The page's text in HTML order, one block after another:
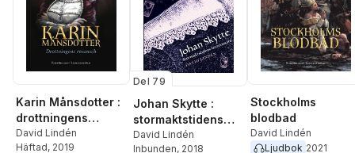
Karin Månsdotter :
drottningens
revansch
David Lindén
Häftad, 2019
Del 79
Johan Skytte :
stormaktstidens
lärare
David Lindén
Inbunden, 2018
Stockholms
blodbad
David Lindén
Ljudbok 2021